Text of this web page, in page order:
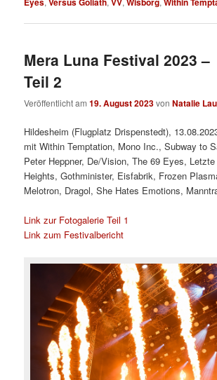
Mera Luna Festival 2023 –
Teil 2
Veröffentlicht am19. August 2023vonNatalie
Hildesheim (Flugplatz Drispenstedt),
mit Within Temptation, Mono Inc., Subway to
Peter Heppner, De/Vision, The 69 Eyes,
Heights, Gothminister, Eisfabrik, Frozen
Melotron, Dragol, She Hates Emotions,
Link zur Fotogalerie Teil 1
Link zum Festivalbericht